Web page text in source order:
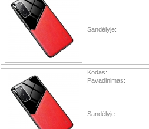
Sandėlyje:
Kodas:
Pavadinimas:
Sandėlyje: